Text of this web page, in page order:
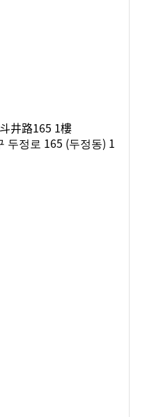
井路165 1樓
두정로 165 (두정동) 1